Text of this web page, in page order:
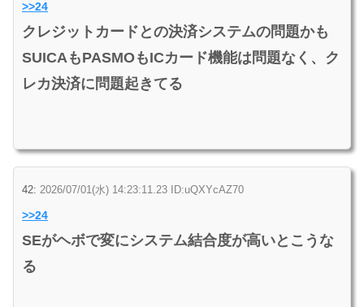
>>24
クレジットカードとの決済システムの問題かも
SUICAもPASMOもICカード機能は問題なく、ク
レカ決済に問題起きてる
42: 2026/07/01(水) 14:23:11.23 ID:uQXYcAZ70
>>24
SEがヘボで変にシステム結合度が高いとこうな
る